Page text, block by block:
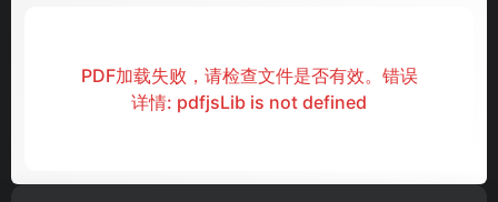
PDF加载失败，请检查文件是否有效。错误
详情: pdfjsLib is not defined